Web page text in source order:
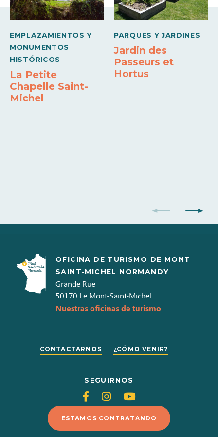
18h30
Jeudi
09h30 à
18h30
Vendredi
09h30 à
18h30
Apertura del 01 abril 2026 al 30 septiembre
Lundi
19h00
Mardi
Mercredi
10h00 à
19h00
Vendredi
EMPLAZAMIENTOS Y
MONUMENTOS
HISTÓRICOS
La Petite
Chapelle Saint-
Michel
PARQUES Y JARDINES
Jardin des
Passeurs et
Hortus
OFICINA DE TURISMO DE MONT
SAINT-MICHEL NORMANDY
Grande Rue
50170 Le Mont-Saint-Michel
Nuestras oficinas de turismo
CONTACTARNOS ¿CÓMO VENIR?
SEGUIRNOS
Siganos
en
Facebook
Siganos
en
Instagram
Siganos
en
Youtube
ESTAMOS CONTRATANDO